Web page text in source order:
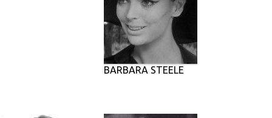
BARBARA STEELE